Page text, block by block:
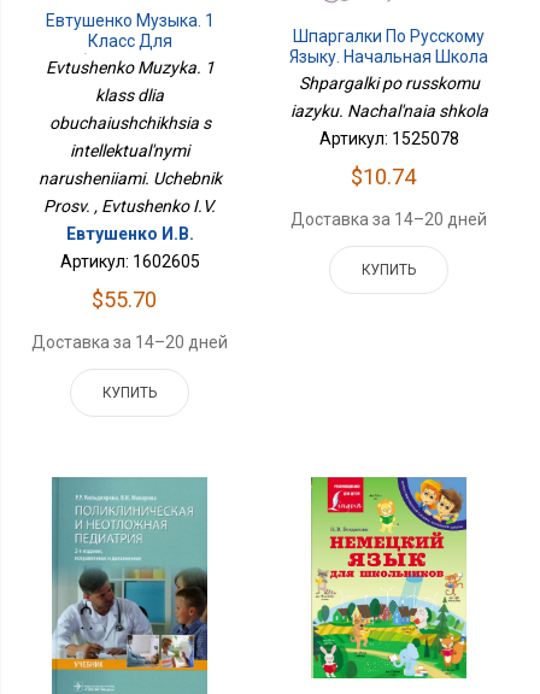
Евтушенко Музыка. 1
Класс Для
Обучающихся С
Интеллектуальными
Нарушениями. Учебник
Просв.
Evtushenko Muzyka. 1
klass dlia
obuchaiushchikhsia s
intellektual'nymi
narusheniiami. Uchebnik
Prosv. , Evtushenko I.V.
Евтушенко И.В.
Артикул: 1602605
$55.70
Доставка за 14–20 дней
КУПИТЬ
Шпаргалки По Русскому
Языку. Начальная Школа
Shpargalki po russkomu
iazyku. Nachal'naia shkola
Артикул: 1525078
$10.74
Доставка за 14–20 дней
КУПИТЬ